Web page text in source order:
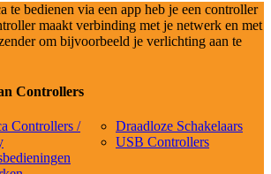
te bedienen via een app heb je een controller
maakt verbinding met je netwerk en met
om bijvoorbeeld je verlichting aan te
Controllers
Controllers /
Draadloze Schakelaars
USB Controllers